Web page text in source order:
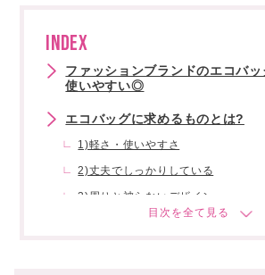
INDEX
ファッションブランドのエコバ
使いやすい◎
エコバッグに求めるものとは?
1)軽さ・使いやすさ
2)丈夫でしっかりしている
3)周りと被らないデザイン